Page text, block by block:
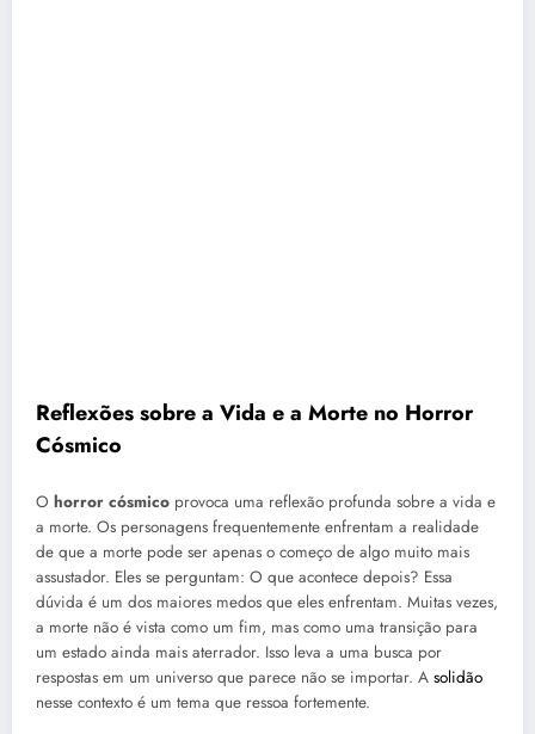
Reflexões sobre a Vida e a Morte no Horror
Cósmico
O horror cósmico provoca uma reflexão profunda sobre a vida e
a morte. Os personagens frequentemente enfrentam a realidade
de que a morte pode ser apenas o começo de algo muito mais
assustador. Eles se perguntam: O que acontece depois? Essa
dúvida é um dos maiores medos que eles enfrentam. Muitas vezes,
a morte não é vista como um fim, mas como uma transição para
um estado ainda mais aterrador. Isso leva a uma busca por
respostas em um universo que parece não se importar. A solidão
nesse contexto é um tema que ressoa fortemente.